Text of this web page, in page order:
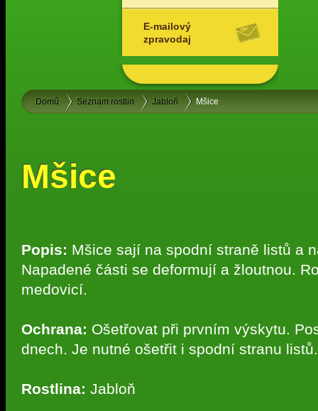
E-mailový
zpravodaj
Domů Seznam rostlin Jabloň Mšice
Mšice
Popis: Mšice sají na spodní straně listů a
Napadené části se deformují a žloutnou.
medovicí.
Ochrana: Ošetřovat při prvním výskytu.
dnech. Je nutné ošetřit i spodní stranu listů.
Rostlina: Jabloň